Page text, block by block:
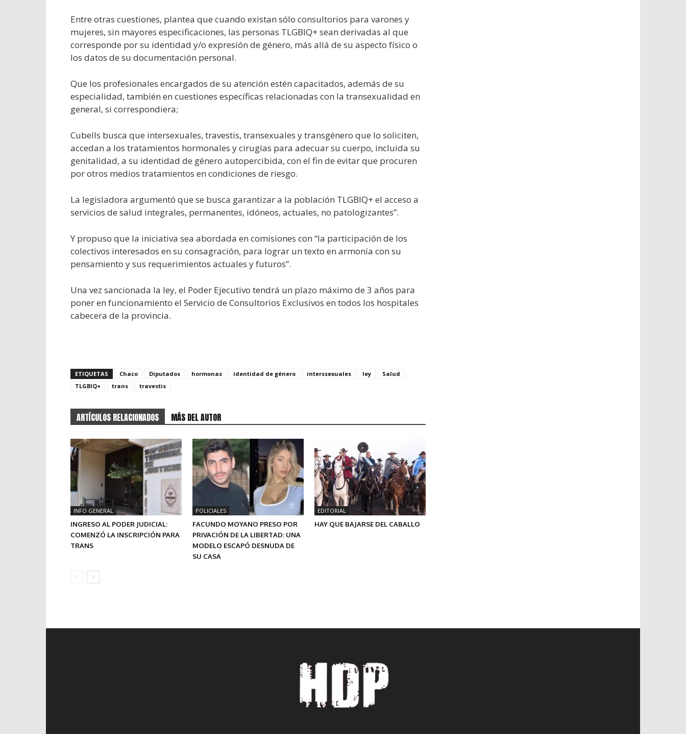
Entre otras cuestiones, plantea que cuando existan sólo consultorios para varones y
mujeres, sin mayores especificaciones, las personas TLGBIQ+ sean derivadas al que
corresponde por su identidad y/o expresión de género, más allá de su aspecto físico o
los datos de su documentación personal.
Que los profesionales encargados de su atención estén capacitados, además de su
especialidad, también en cuestiones específicas relacionadas con la transexualidad en
general, si correspondiera;
Cubells busca que intersexuales, travestis, transexuales y transgénero que lo soliciten,
accedan a los tratamientos hormonales y cirugías para adecuar su cuerpo, incluida su
genitalidad, a su identidad de género autopercibida, con el fin de evitar que procuren
por otros medios tratamientos en condiciones de riesgo.
La legisladora argumentó que se busca garantizar a la población TLGBIQ+ el acceso a
servicios de salud integrales, permanentes, idóneos, actuales, no patologizantes”.
Y propuso que la iniciativa sea abordada en comisiones con “la participación de los
colectivos interesados en su consagración, para lograr un texto en armonía con su
pensamiento y sus requerimientos actuales y futuros”.
Una vez sancionada la ley, el Poder Ejecutivo tendrá un plazo máximo de 3 años para
poner en funcionamiento el Servicio de Consultorios Exclusivos en todos los hospitales
cabecera de la provincia.
ETIQUETAS Chaco Diputados hormonas identidad de género interssexuales ley
Salud
TLGBIQ+
trans travestis
ARTÍCULOS RELACIONADOS MÁS DEL AUTOR
INFO GENERAL
INGRESO AL PODER JUDICIAL:
COMENZÓ LA INSCRIPCIÓN PARA
TRANS
POLICIALES
FACUNDO MOYANO PRESO POR
PRIVACIÓN DE LA LIBERTAD: UNA
MODELO ESCAPÓ DESNUDA DE
SU CASA
EDITORIAL
HAY QUE BAJARSE DEL CABALLO